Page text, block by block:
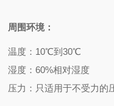
周围环境：
温度： 10℃到30℃
湿度：60%相对湿度
压力：只适用于不受力的